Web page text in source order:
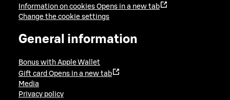
Information on cookies Opens in a new tab
Change the cookie settings
General information
Bonus with Apple Wallet
Gift card Opens in a new tab
Media
Privacy policy